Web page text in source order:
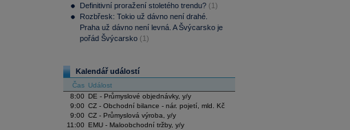
Definitivní proražení stoletého trendu? (1)
Rozbřesk: Tokio už dávno není drahé.
Praha už dávno není levná. A Švýcarsko je
pořád Švýcarsko (1)
Kalendář událostí
Čas Událost
8:00
DE - Průmyslové objednávky, y/y
9:00 CZ - Obchodní bilance - nár. pojetí, mld. Kč
9:00 CZ - Průmyslová výroba, y/y
11:00
EMU - Maloobchodní tržby, y/y